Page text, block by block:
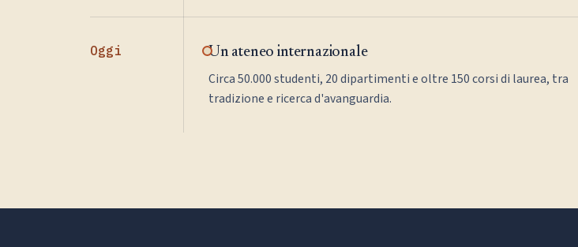
Oggi Un ateneo internazionale
Circa 50.000 studenti, 20 dipartimenti e oltre 150 corsi di laurea, tra
tradizione e ricerca d'avanguardia.